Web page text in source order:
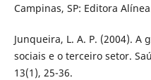
Campinas, SP: Editora
Junqueira, L. A. P. (2004).
sociais e o terceiro setor.
13(1), 25-36.